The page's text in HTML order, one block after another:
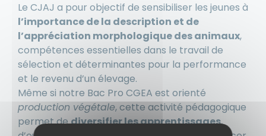
Le CJAJ a pour objectif de sensibiliser les jeunes à
l’importance de la description et de
l’appréciation morphologique des animaux,
compétences essentielles dans le travail de
sélection et déterminantes pour la performance
et le revenu d’un élevage.
Même si notre Bac Pro CGEA est orienté
production végétale, cette activité pédagogique
permet dediversifier les apprentissages,